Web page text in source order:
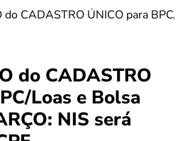
CADASTRO ÚNICO para BPC/
do CADASTRO
Loas e Bolsa
NIS será